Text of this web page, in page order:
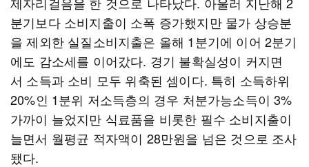
분기보다 소비지출이 소폭 증가했지만 물가 상승분
을 제외한 실질소비지출은 올해 1분기에 이어 2분기
에도 감소세를 이어갔다. 경기 불확실성이 커지면
서 소득과 소비 모두 위축된 셈이다. 특히 소득하위
20%인 1분위 저소득층의 경우 처분가능소득이 3%
가까이 늘었지만 식료품을 비롯한 필수 소비지출이
늘면서 월평균 적자액이 28만원을 넘은 것으로 조사
됐다.